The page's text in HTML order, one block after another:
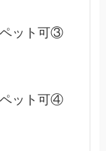
ット可③
ット可④